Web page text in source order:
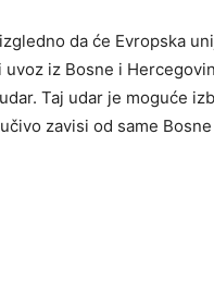
da će Evropska
uvoz iz Bosne i
Taj udar je moguće
zavisi od same